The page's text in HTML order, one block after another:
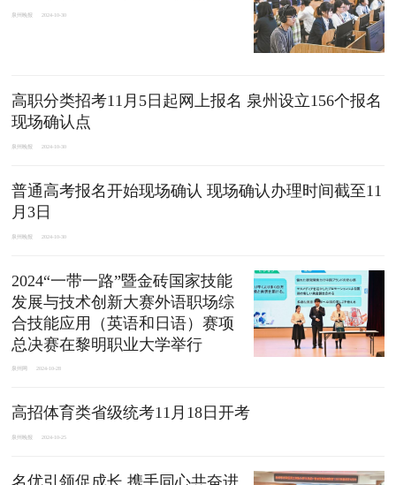
泉州晚报 2024-10-30
高职分类招考11月5日起网上报名 泉州设立156个报名
现场确认点
泉州晚报 2024-10-30
普通高考报名开始现场确认 现场确认办理时间截至11
月3日
泉州晚报 2024-10-30
2024“一带一路”暨金砖国家技能
发展与技术创新大赛外语职场综
合技能应用（英语和日语）赛项
总决赛在黎明职业大学举行
泉州网 2024-10-28
高招体育类省级统考11月18日开考
泉州晚报 2024-10-25